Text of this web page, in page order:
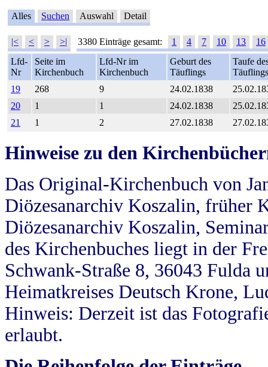
Alles Suchen Auswahl Detail
|< < > >| 3380 Einträge gesamt: 1 4 7 10 13
16
Lfd-
Nr
Seite im
Kirchenbuch
Lfd-Nr im
Kirchenbuch
Geburt des
Täuflings
Taufe
Täuflings
19
268 9 24.02.1838
20
1 1 24.02.1838
21
1 2 27.02.1838
Hinweise zu den
Das Original-Kirchenbuch von
Diözesanarchiv Koszalin, früher
Diözesanarchiv Koszalin,
des Kirchenbuches liegt in der
Schwank-Straße 8, 36043 Fulda
Heimatkreises Deutsch Krone,
Hinweis: Derzeit ist das
erlaubt.